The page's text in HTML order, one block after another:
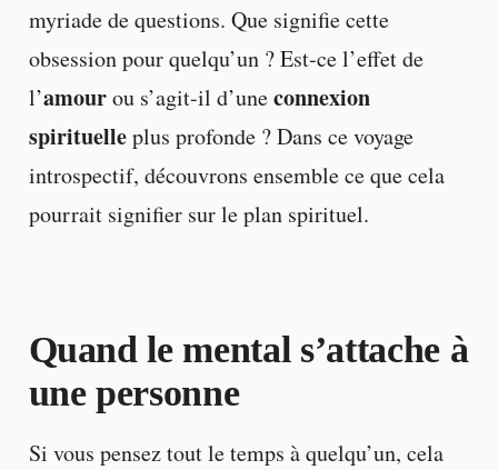
myriade de questions. Que signifie cette
obsession pour quelqu’un ? Est-ce l’effet de
l’amourou s’agit-il d’uneconnexion
spirituelleplus profonde ? Dans ce voyage
introspectif, découvrons ensemble ce que cela
pourrait signifier sur le plan spirituel.
Quand le mental s’attache à
une personne
Si vous pensez tout le temps à quelqu’un, cela